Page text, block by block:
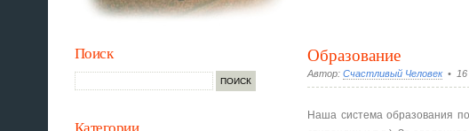
Образование
Автор:Счастливый Человек• 16
Наша система образования
Поиск